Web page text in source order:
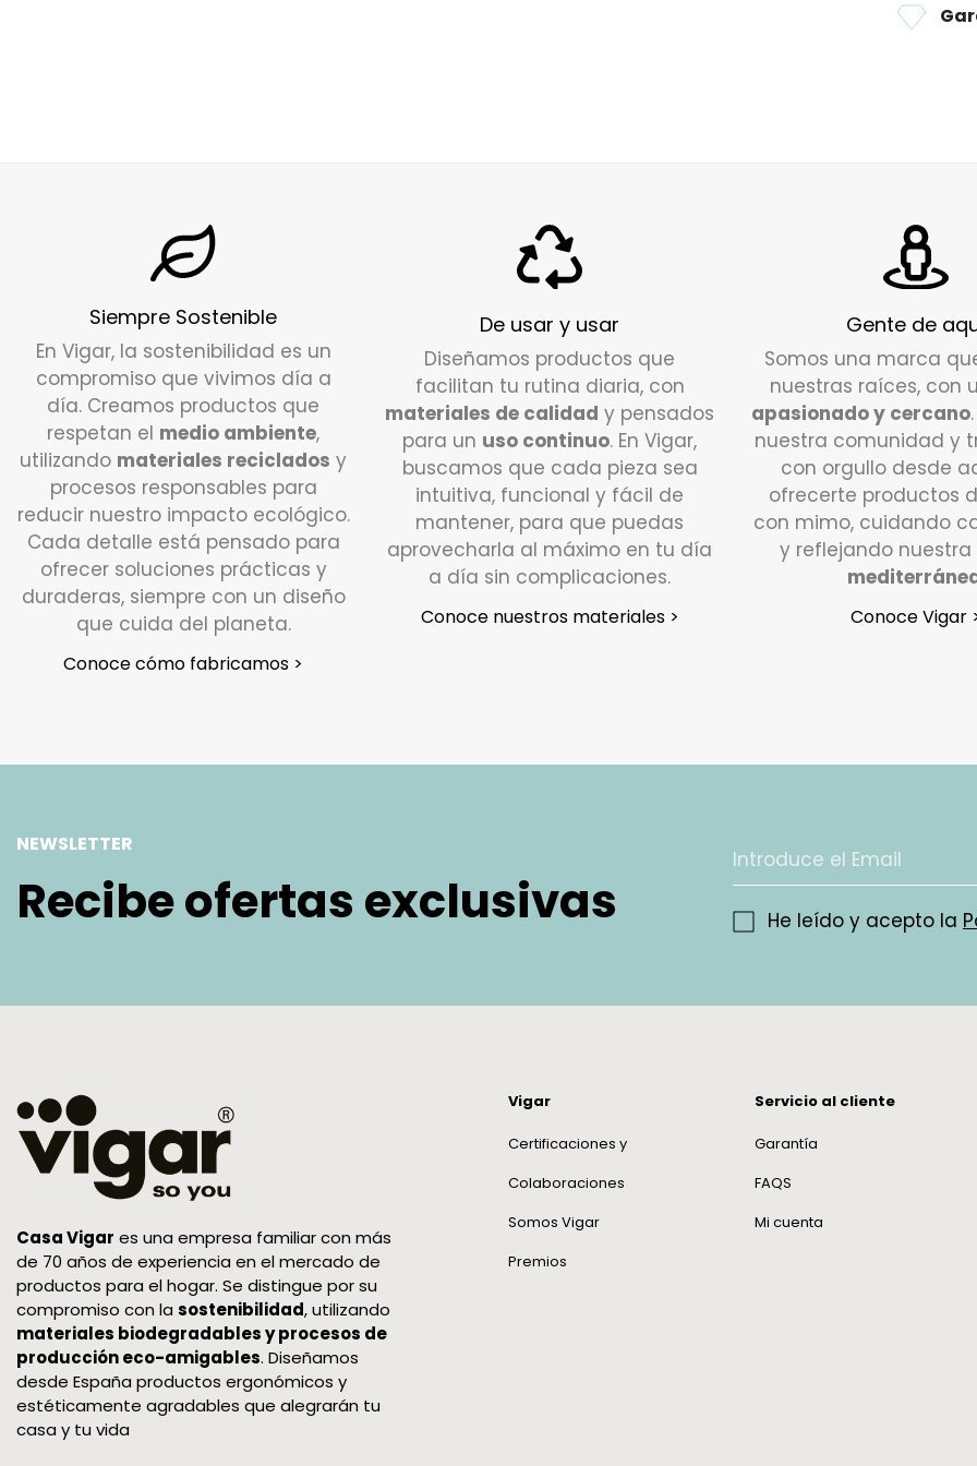
Envío
Tienes
pedido
alguna
¿Qué
Si tu
días
y
¿En
como
las
Siempre Sostenible
En Vigar, la sostenibilidad es un
compromiso que vivimos día a
día. Creamos productos que
respetan el medio ambiente,
utilizando materiales reciclados y
procesos responsables para
reducir nuestro impacto ecológico.
Cada detalle está pensado para
ofrecer soluciones prácticas y
duraderas, siempre con un diseño
que cuida del planeta.
Conoce cómo fabricamos >
De usar y usar
Diseñamos productos que
facilitan tu rutina diaria, con
materiales de calidad y pensados
para un uso continuo. En Vigar,
buscamos que cada pieza sea
intuitiva, funcional y fácil de
mantener, para que puedas
aprovecharla al máximo en tu día
a día sin complicaciones.
Conoce nuestros materiales >
Gente de
Somos una marca
nuestras raíces, con
apasionado y cercano
nuestra comunidad y
con orgullo desde
ofrecerte productos
con mimo, cuidando
y reflejando nuestra
Conoce Vigar
NEWSLETTER
Recibe ofertas exclusivas He leído y acepto la
Casa Vigar es una empresa familiar con más
de 70 años de experiencia en el mercado de
productos para el hogar. Se distingue por su
compromiso con la sostenibilidad, utilizando
materiales biodegradables y procesos de
producción eco-amigables. Diseñamos
desde España productos ergonómicos y
estéticamente agradables que alegrarán tu
casa y tu vida
Vigar
Certificaciones y
Colaboraciones
Somos Vigar
Premios
Servicio al cliente
Garantía
FAQS
Mi cuenta